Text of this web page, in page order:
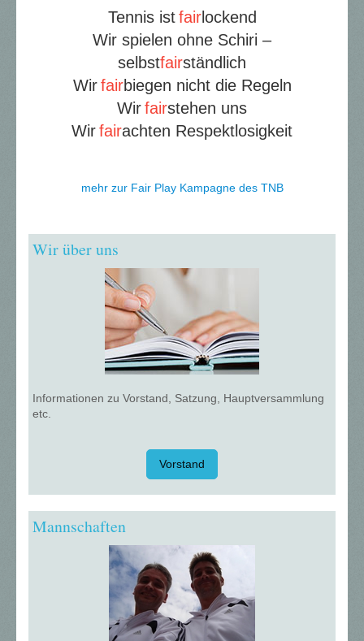
Tennis ist fairlockend
Wir spielen ohne Schiri –
selbstfairständlich
Wir fairbiegen nicht die Regeln
Wirfairstehen uns
Wirfairachten Respektlosigkeit
mehr zur Fair Play Kampagne des TNB
Wir über uns
Informationen zu Vorstand, Satzung, Hauptversammlung
etc.
Vorstand
Mannschaften